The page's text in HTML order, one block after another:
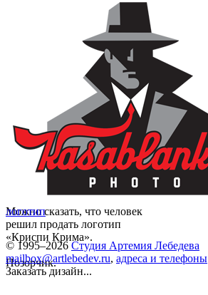
Можно сказать, что человек
решил продать логотип
«Криспи Крима».
Позорчик.
логотип
© 1995–2026 Студия Артемия Лебедева
mailbox@artlebedev.ru, адреса и телефоны
Заказать дизайн...